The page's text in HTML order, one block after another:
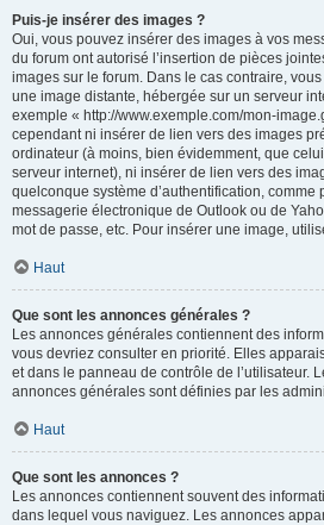
Puis-je insérer des images ?
Oui, vous pouvez insérer des images à vos
du forum ont autorisé l’insertion de pièces
images sur le forum. Dans le cas contraire,
une image distante, hébergée sur un serveur
exemple « http://www.exemple.com/mon-
cependant ni insérer de lien vers des images
ordinateur (à moins, bien évidemment, que
serveur internet), ni insérer de lien vers des
quelconque système d’authentification, comme
messagerie électronique de Outlook ou de
mot de passe, etc. Pour insérer une image,
Haut
Que sont les annonces générales ?
Les annonces générales contiennent des
vous devriez consulter en priorité. Elles
et dans le panneau de contrôle de l’utilisateur.
annonces générales sont définies par les
Haut
Que sont les annonces ?
Les annonces contiennent souvent des
dans lequel vous naviguez. Les annonces